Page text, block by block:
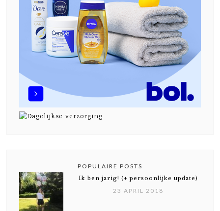
POPULAIRE POSTS
Ik ben jarig! (+ persoonlijke update)
23 APRIL 2018